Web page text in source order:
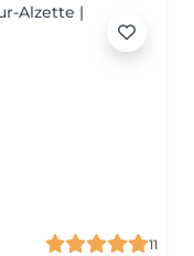
11